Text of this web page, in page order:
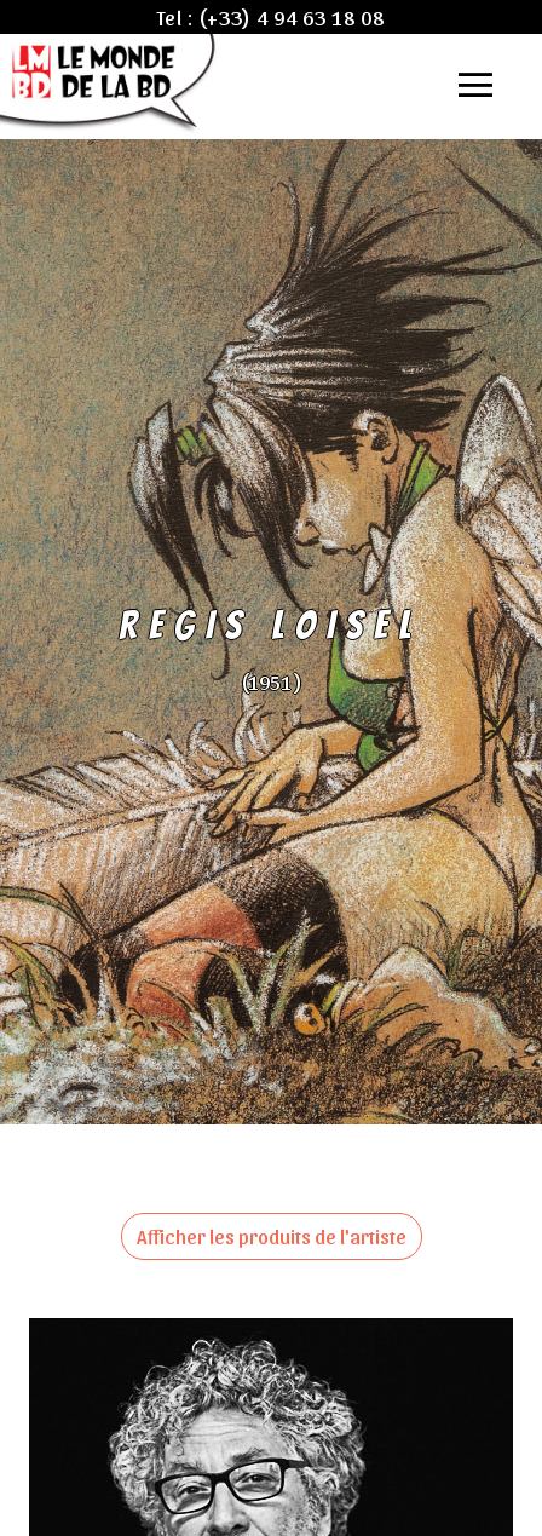
Tel : (+33) 4 94 63 18 08
REGIS LOISEL
(1951 )
Afficher les produits de l'artiste